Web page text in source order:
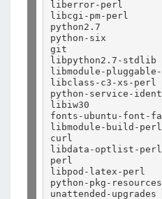
liberror-perl
libcgi-pm-perl
python2.7
python-six
git
libpython2.7-stdlib
libmodule-
libclass-c3-xs-perl
python-service-
libiw30
fonts-ubuntu-font-
libmodule-build-perl
curl
libdata-optlist-perl
perl
libpod-latex-perl
python-pkg-resources
unattended-upgrades